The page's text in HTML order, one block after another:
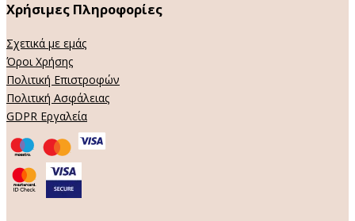
Χρήσιμες Πληροφορίες
Σχετικά με εμάς
Όροι Χρήσης
Πολιτική Επιστροφών
Πολιτική Ασφάλειας
GDPR Εργαλεία